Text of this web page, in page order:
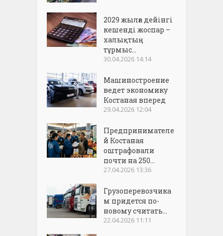
2029 жылға дейінгі
кешенді жоспар –
халықтың
тұрмыс...
30.04.2026 14:14
Машиностроение
ведет экономику
Костаная вперед
29.04.2026 12:04
Предпринимателе
й Костаная
оштрафовали
почти на 250...
27.04.2026 13:36
Грузоперевозчика
м придется по-
новому считать...
22.04.2026 11:11